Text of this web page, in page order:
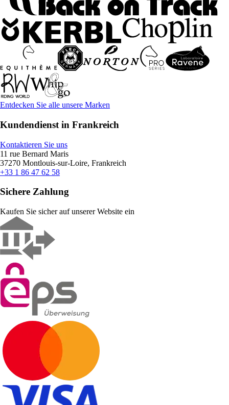
Entdecken Sie alle unsere Marken
Kundendienst in Frankreich
Kontaktieren Sie uns
11 rue Bernard Maris
37270 Montlouis-sur-Loire, Frankreich
+33 1 86 47 62 58
Sichere Zahlung
Kaufen Sie sicher auf unserer Website ein